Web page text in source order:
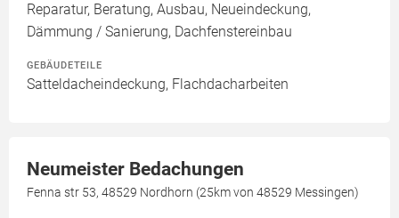
Reparatur, Beratung, Ausbau, Neueindeckung,
Dämmung / Sanierung, Dachfenstereinbau
GEBÄUDETEILE
Satteldacheindeckung, Flachdacharbeiten
Neumeister Bedachungen
Fenna str 53, 48529 Nordhorn (25km von 48529 Messingen)